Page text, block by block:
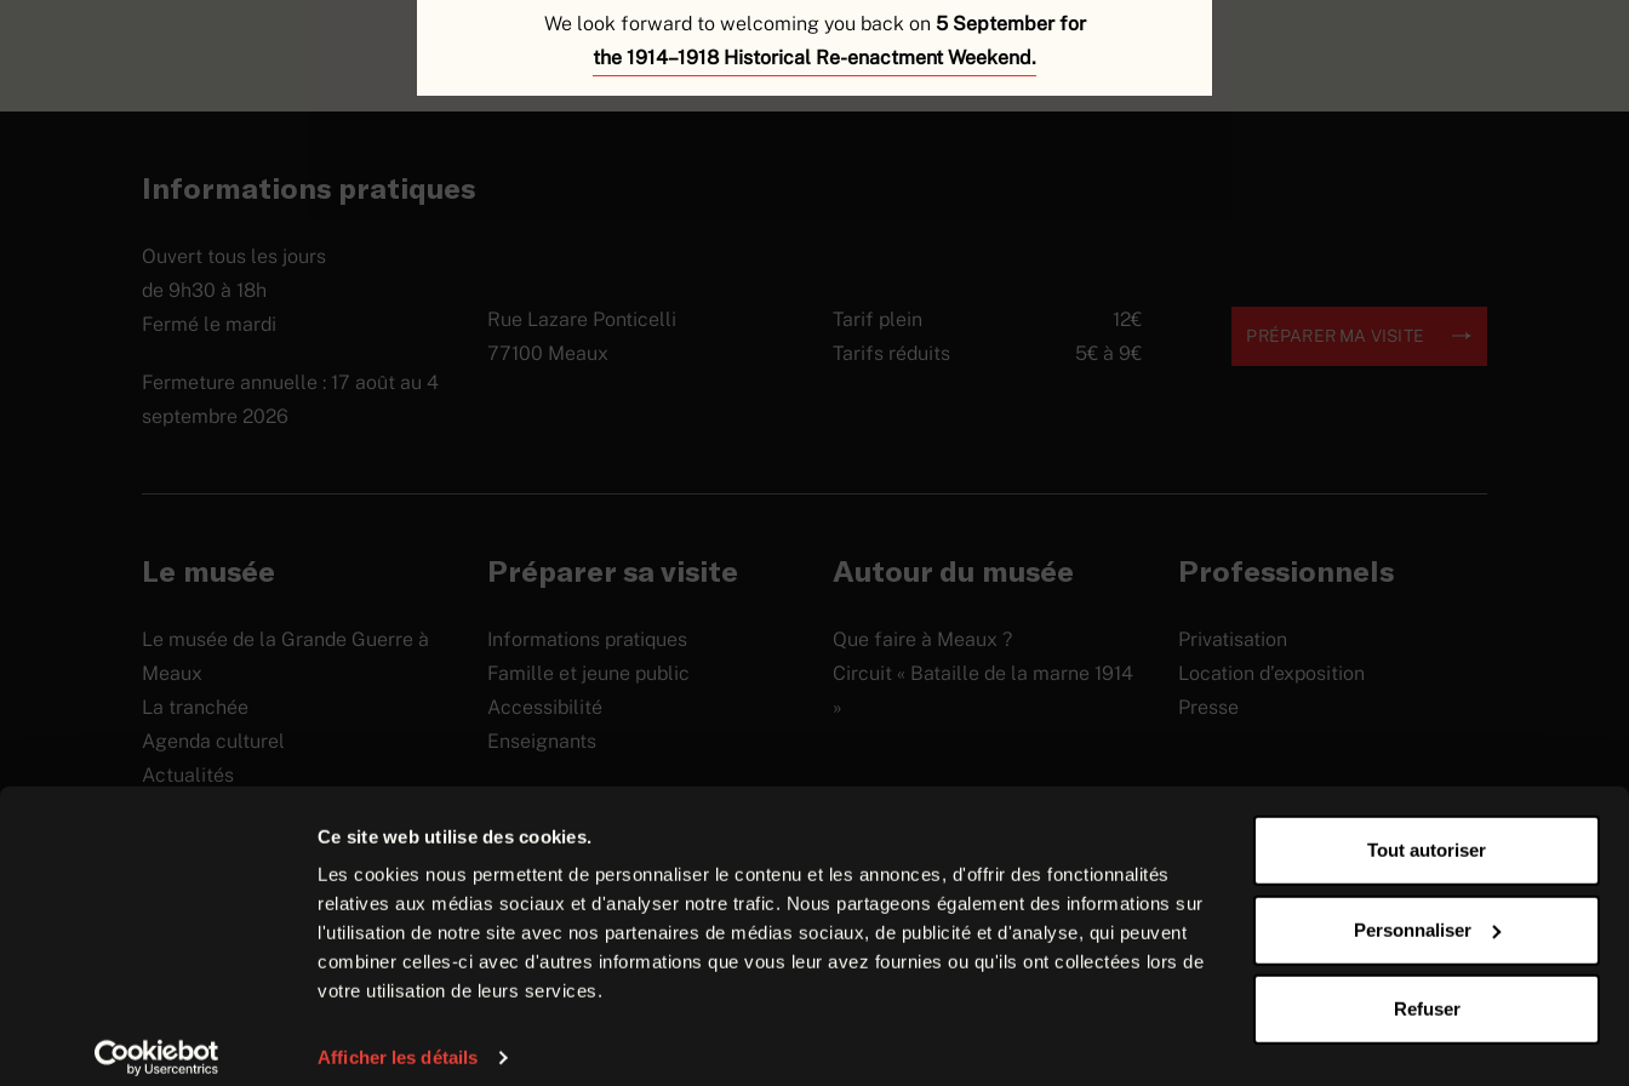
Ce site web utilise des cookies.
Les cookies nous permettent de personnaliser le contenu et les annonces, d'offrir des fonctionnalités
relatives aux médias sociaux et d'analyser notre trafic. Nous partageons également des informations sur
l'utilisation de notre site avec nos partenaires de médias sociaux, de publicité et d'analyse, qui peuvent
combiner celles-ci avec d'autres informations que vous leur avez fournies ou qu'ils ont collectées lors de
votre utilisation de leurs services.
Afficher les détails
Tout autoriser
Personnaliser
Refuser
We look forward to welcoming you back on 5 September for
the 1914–1918 Historical Re-enactment Weekend.
ACHETER SES BILLETS
Informations pratiques
Ouvert tous les jours
de 9h30 à 18h
Fermé le mardi
Fermeture annuelle : 17 août au 4
septembre 2026
Rue Lazare Ponticelli
77100 Meaux
Tarif plein
12€
Tarifs réduits
5€ à 9€
PRÉPARER MA VISITE
Le musée
Le musée de la Grande Guerre à
Meaux
La tranchée
Agenda culturel
Actualités
Préparer sa visite
Informations pratiques
Famille et jeune public
Accessibilité
Enseignants
Autour du musée
Que faire à Meaux ?
Circuit « Bataille de la marne 1914
»
Professionnels
Privatisation
Location d’exposition
Presse
Contact Equipe Brochures Presse
Site
internet
créé